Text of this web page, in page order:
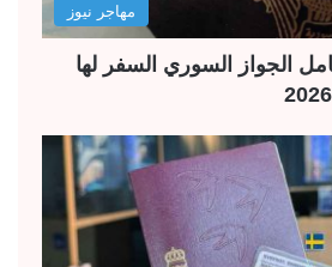
مهاجر نيوز
الجواز السوري السفر لها